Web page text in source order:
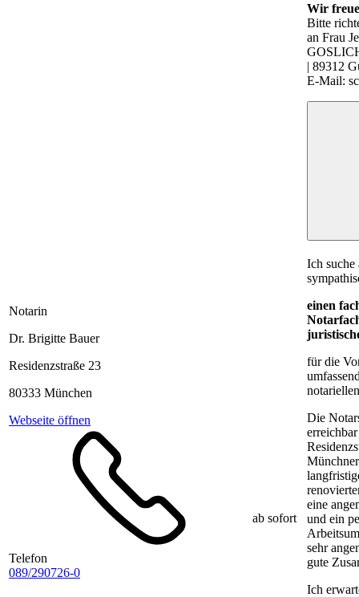
Wir
Bitte
an Frau
| 89312
E-Mail:
Notarin
Dr. Brigitte Bauer
Residenzstraße 23
80333 München
Webseite öffnen
Telefon
089/290726-0
ab sofort
Ich suche
einen
für die
Die
eine
und ein
sehr
gute
Ich